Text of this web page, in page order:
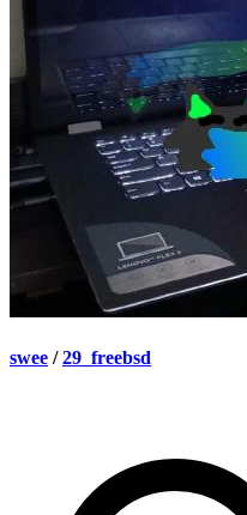
swee / 29_freebsd